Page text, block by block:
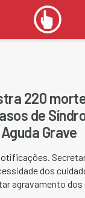
220
de
Grave
dos
agravamento